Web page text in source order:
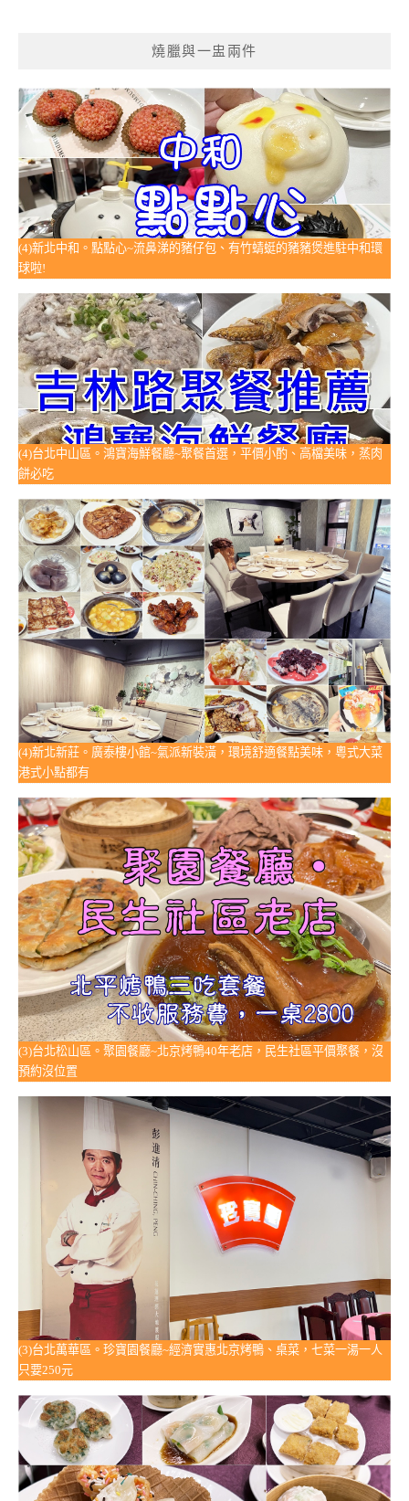
燒臘與一盅兩件
(4)新北中和。點點心~流鼻涕的豬仔包、有竹蜻蜓的豬豬煲進駐中和環
球啦!
(4)台北中山區。鴻寶海鮮餐廳~聚餐首選，平價小酌、高檔美味，蒸肉
餅必吃
(4)新北新莊。廣泰樓小館~氣派新裝潢，環境舒適餐點美味，粵式大菜
港式小點都有
(3)台北松山區。聚園餐廳~北京烤鴨40年老店，民生社區平價聚餐，沒
預約沒位置
(3)台北萬華區。珍寶園餐廳~經濟實惠北京烤鴨、桌菜，七菜一湯一人
只要250元